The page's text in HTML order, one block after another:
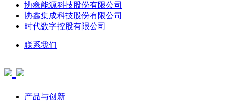
协鑫能源科技股份有限公司
协鑫集成科技股份有限公司
时代数字控股有限公司
联系我们
产品与创新